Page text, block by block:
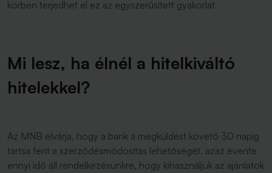
körben terjedhet el ez az egyszerűsített gyakorlat.
Mi lesz, ha élnél a hitelkiváltó
hitelekkel?
Az MNB elvárja, hogy a bank a megküldést követő 30 napig
tartsa fent a szerződésmódosítás lehetőségét, azaz évente
ennyi idő áll rendelkezésünkre, hogy kihasználjuk az ajánlatok